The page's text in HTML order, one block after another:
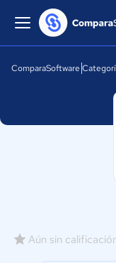
ComparaSoftware
Aún sin